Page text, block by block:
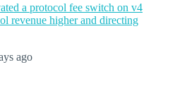
a protocol fee switch on v4
revenue higher and directing
ago